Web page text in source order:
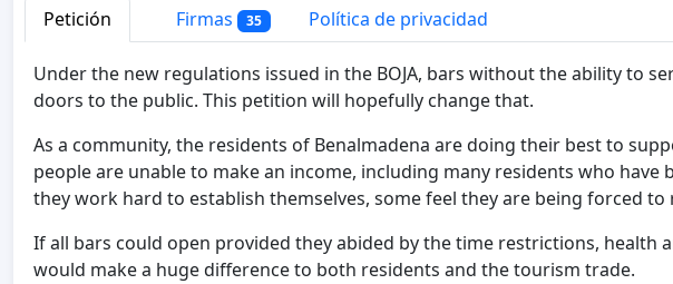
Petición Firmas 35 Política de privacidad
Under the new regulations issued in the BOJA, bars without the ability to
doors to the public. This petition will hopefully change that.
As a community, the residents of Benalmadena are doing their best to
people are unable to make an income, including many residents who have
they work hard to establish themselves, some feel they are being forced to
If all bars could open provided they abided by the time restrictions, health
would make a huge difference to both residents and the tourism trade.